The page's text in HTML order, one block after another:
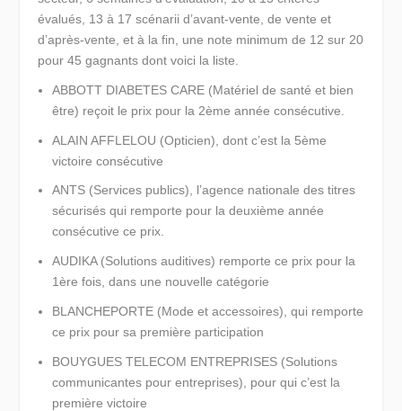
évalués, 13 à 17 scénarii d’avant-vente, de vente et
d’après-vente, et à la fin, une note minimum de 12 sur 20
pour 45 gagnants dont voici la liste.
ABBOTT DIABETES CARE (Matériel de santé et bien
être) reçoit le prix pour la 2ème année consécutive.
ALAIN AFFLELOU (Opticien), dont c’est la 5ème
victoire consécutive
ANTS (Services publics), l’agence nationale des titres
sécurisés qui remporte pour la deuxième année
consécutive ce prix.
AUDIKA (Solutions auditives) remporte ce prix pour la
1ère fois, dans une nouvelle catégorie
BLANCHEPORTE (Mode et accessoires), qui remporte
ce prix pour sa première participation
BOUYGUES TELECOM ENTREPRISES (Solutions
communicantes pour entreprises), pour qui c’est la
première victoire